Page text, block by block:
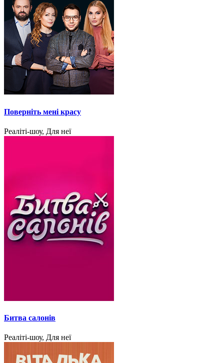
Поверніть мені красу
Реаліті-шоу, Для неї
Битва салонів
Реаліті-шоу, Для неї